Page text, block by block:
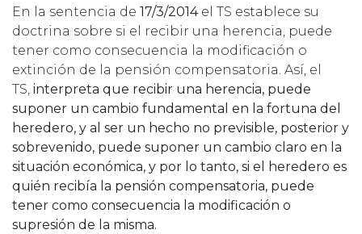
En la sentencia de 17/3/2014el TS establece su
doctrina sobre si el recibir una herencia, puede
tener como consecuencia la modificación o
extinción de la pensión compensatoria. Así, el
TS, interpreta que recibir una herencia, puede
suponer un cambio fundamental en la fortuna del
heredero, y al ser un hecho no previsible, posterior y
sobrevenido, puede suponer un cambio claro en la
situación económica, y por lo tanto, si el heredero es
quién recibía la pensión compensatoria, puede
tener como consecuencia la modificación o
supresión de la misma.